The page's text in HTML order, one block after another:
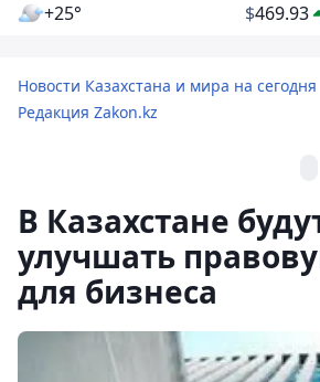
+25° $469.93
Новости Казахстана и мира на сегодня
Редакция Zakon.kz
В Казахстане
улучшать
для бизнеса